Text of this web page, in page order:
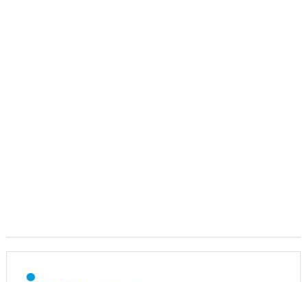
ngày sinh của ông
Phát huy vai trò khoa học xã hội trong kỷ nguyên mới của